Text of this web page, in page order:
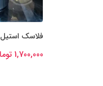
فلاسک استیل 1/9 لیتر
1,700,000 تومان